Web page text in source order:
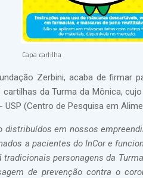
Capa cartilha
Zerbini, acaba de firmar
da Turma da Mônica,
(Centro de Pesquisa em
em nossos
a pacientes do InCor e
personagens da
de prevenção contra o